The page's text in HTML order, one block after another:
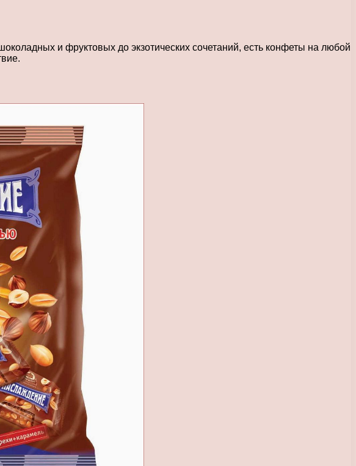
и фруктовых до экзотических сочетаний, есть конфеты на любой